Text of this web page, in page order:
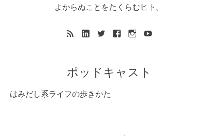
よからぬことをたくらむヒト。
ポッドキャスト
はみだし系ライフの歩きかた